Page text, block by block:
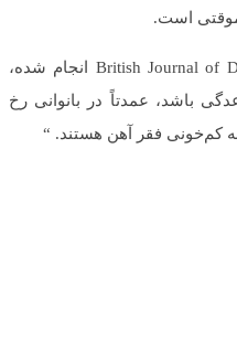
است.
“طبق مطالعه‌ای که در British Journal of Dermatology انجام شده،
باشد، عمدتاً در بانوانی رخ
به کم‌خونی فقر آهن هستند. “